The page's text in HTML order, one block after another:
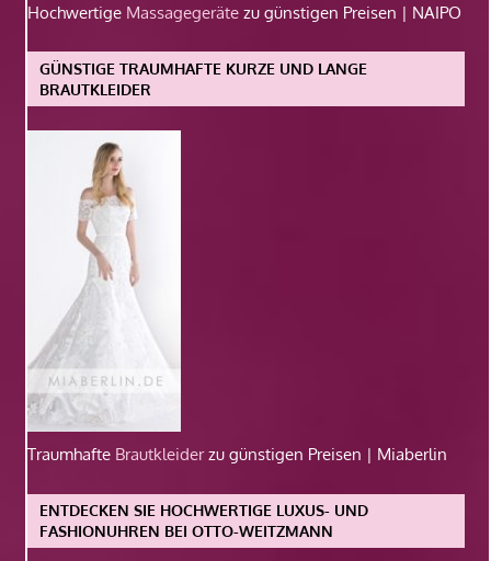
Hochwertige Massagegeräte zu günstigen Preisen | NAIPO
GÜNSTIGE TRAUMHAFTE KURZE UND LANGE
BRAUTKLEIDER
Traumhafte Brautkleiderzu günstigen Preisen | Miaberlin
ENTDECKEN SIE HOCHWERTIGE LUXUS- UND
FASHIONUHREN BEI OTTO-WEITZMANN